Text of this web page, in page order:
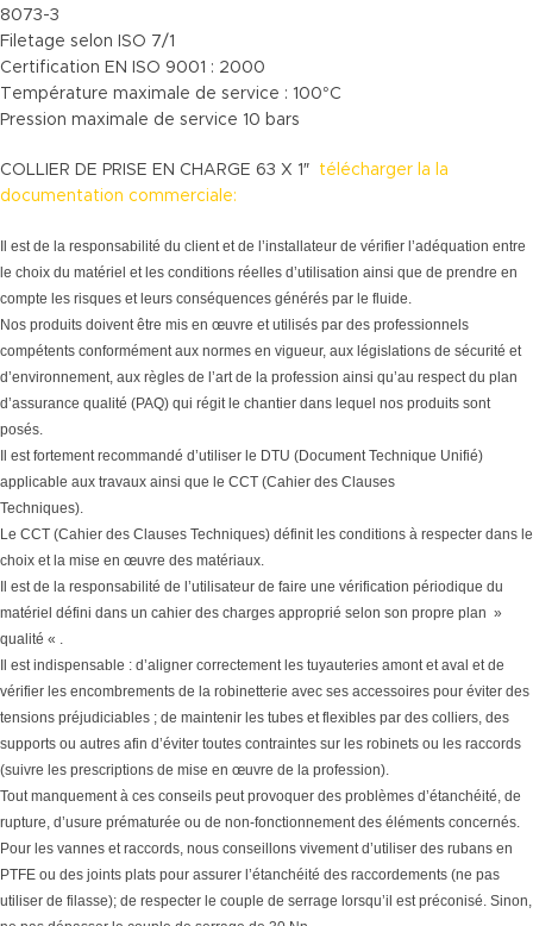
8073-3
Filetage selon ISO 7/1
Certification EN ISO 9001 : 2000
Température maximale de service : 100°C
Pression maximale de service 10 bars
COLLIER DE PRISE EN CHARGE 63 X 1″ télécharger la la
documentation commerciale:
Il est de la responsabilité du client et de l’installateur de vérifier l’adéquation entre
le choix du matériel et les conditions réelles d’utilisation ainsi que de prendre en
compte les risques et leurs conséquences générés par le fluide.
Nos produits doivent être mis en œuvre et utilisés par des professionnels
compétents conformément aux normes en vigueur, aux législations de sécurité et
d’environnement, aux règles de l’art de la profession ainsi qu’au respect du plan
d’assurance qualité (PAQ) qui régit le chantier dans lequel nos produits sont
posés.
Il est fortement recommandé d’utiliser le DTU (Document Technique Unifié)
applicable aux travaux ainsi que le CCT (Cahier des Clauses
Techniques).
Le CCT (Cahier des Clauses Techniques) définit les conditions à respecter dans le
choix et la mise en œuvre des matériaux.
Il est de la responsabilité de l’utilisateur de faire une vérification périodique du
matériel défini dans un cahier des charges approprié selon son propre plan »
qualité « .
Il est indispensable : d’aligner correctement les tuyauteries amont et aval et de
vérifier les encombrements de la robinetterie avec ses accessoires pour éviter des
tensions préjudiciables ; de maintenir les tubes et flexibles par des colliers, des
supports ou autres afin d’éviter toutes contraintes sur les robinets ou les raccords
(suivre les prescriptions de mise en œuvre de la profession).
Tout manquement à ces conseils peut provoquer des problèmes d’étanchéité, de
rupture, d’usure prématurée ou de non-fonctionnement des éléments concernés.
Pour les vannes et raccords, nous conseillons vivement d’utiliser des rubans en
PTFE ou des joints plats pour assurer l’étanchéité des raccordements (ne pas
utiliser de filasse); de respecter le couple de serrage lorsqu’il est préconisé. Sinon,